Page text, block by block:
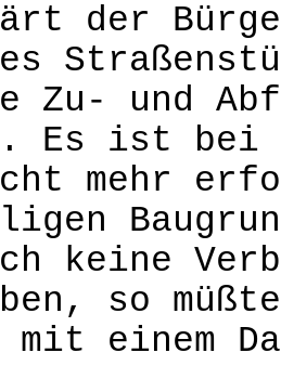
der
Zu- und
Es ist bei
mehr
keine
so
einem